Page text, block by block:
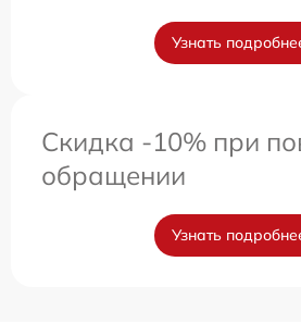
Узнать
Скидка -10% при
обращении
Узнать